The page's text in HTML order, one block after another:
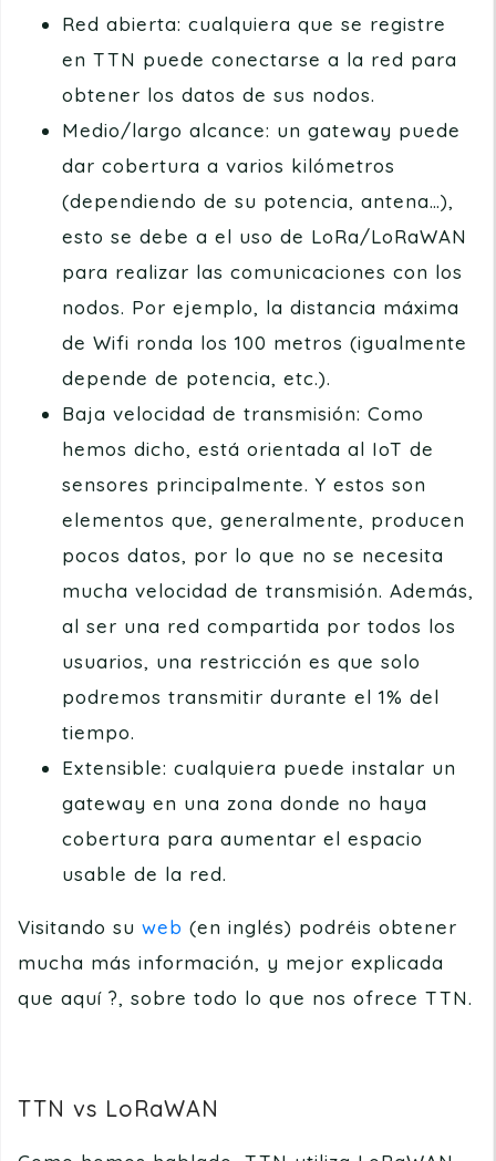
Red abierta: cualquiera que se registre
en TTN puede conectarse a la red para
obtener los datos de sus nodos.
Medio/largo alcance: un gateway puede
dar cobertura a varios kilómetros
(dependiendo de su potencia, antena…),
esto se debe a el uso de LoRa/LoRaWAN
para realizar las comunicaciones con los
nodos. Por ejemplo, la distancia máxima
de Wifi ronda los 100 metros (igualmente
depende de potencia, etc.).
Baja velocidad de transmisión: Como
hemos dicho, está orientada al IoT de
sensores principalmente. Y estos son
elementos que, generalmente, producen
pocos datos, por lo que no se necesita
mucha velocidad de transmisión. Además,
al ser una red compartida por todos los
usuarios, una restricción es que solo
podremos transmitir durante el 1% del
tiempo.
Extensible: cualquiera puede instalar un
gateway en una zona donde no haya
cobertura para aumentar el espacio
usable de la red.
Visitando su web (en inglés) podréis obtener
mucha más información, y mejor explicada
que aquí ?, sobre todo lo que nos ofrece TTN.
TTN vs LoRaWAN